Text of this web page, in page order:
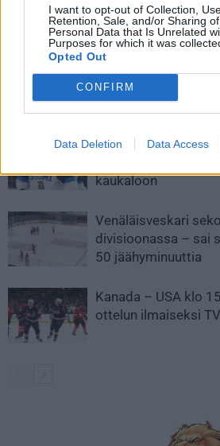
I want to opt-out of Collection,
Retention, Sale, and/or Sharing
Personal Data that Is Unrelated
Purposes for which it was
Opted Out
CONFIRM
Data Deletion Data Access
Leijonien joukkue Karjala-
turnaukseen nimetty
LIITTYVÄT ARTIKKELIT LISÄÄ
Leijonat julkisti
kaukaloon
Venäläisveskari
divisioonassa – sai
50 jäähyminuuttia
Kanada – USA klo
ottelun ilmaiseksi